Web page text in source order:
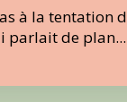
à la tentation
parlait de plan...